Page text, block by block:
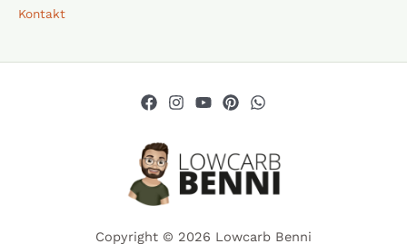
Kontakt
Copyright © 2026 Lowcarb Benni